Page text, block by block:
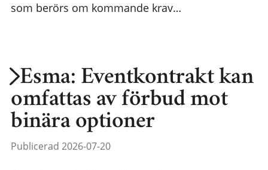
som berörs om kommande krav…
Esma: Eventkontrakt kan
omfattas av förbud mot
binära optioner
Publicerad 2026-07-20